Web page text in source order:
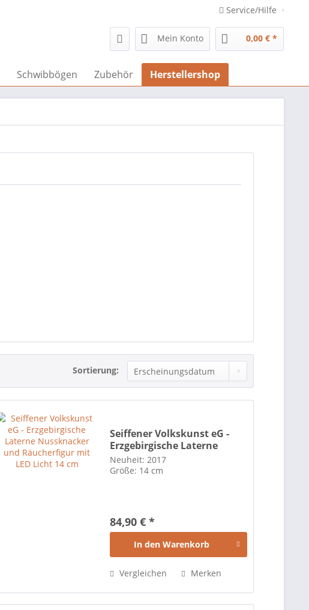
Service/Hilfe
Mein Konto 0,00 € *
Schwibbögen Zubehör Herstellershop
Sortierung:
Seiffener Volkskunst eG -
Erzgebirgische Laterne
Nussknacker und
Räucherfigur mit LED Licht
Neuheit: 2017
Größe: 14 cm
84,90 € *
In den Warenkorb
Vergleichen Merken